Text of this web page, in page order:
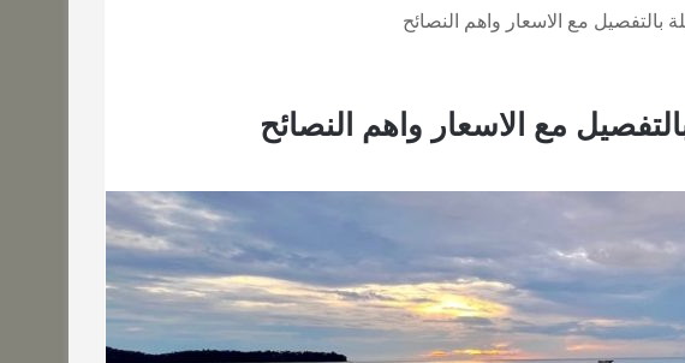
بالتفصيل مع الاسعار واهم النصائح
مع الاسعار واهم النصائح